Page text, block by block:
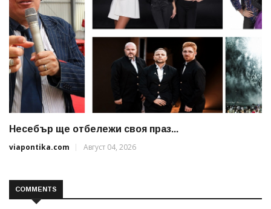
Несебър ще отбележи своя праз...
viapontika.com
Август 04, 2026
COMMENTS